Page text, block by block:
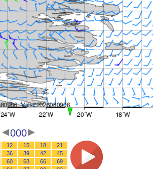
000
12 15 18
21
36 39 42
45
60 63 66
69